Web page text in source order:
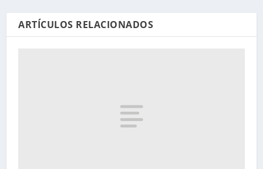
ARTÍCULOS RELACIONADOS